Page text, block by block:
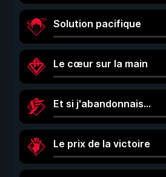
Solution pacifique
Le cœur sur la main
Et si j'abandonnais…
Le prix de la victoire